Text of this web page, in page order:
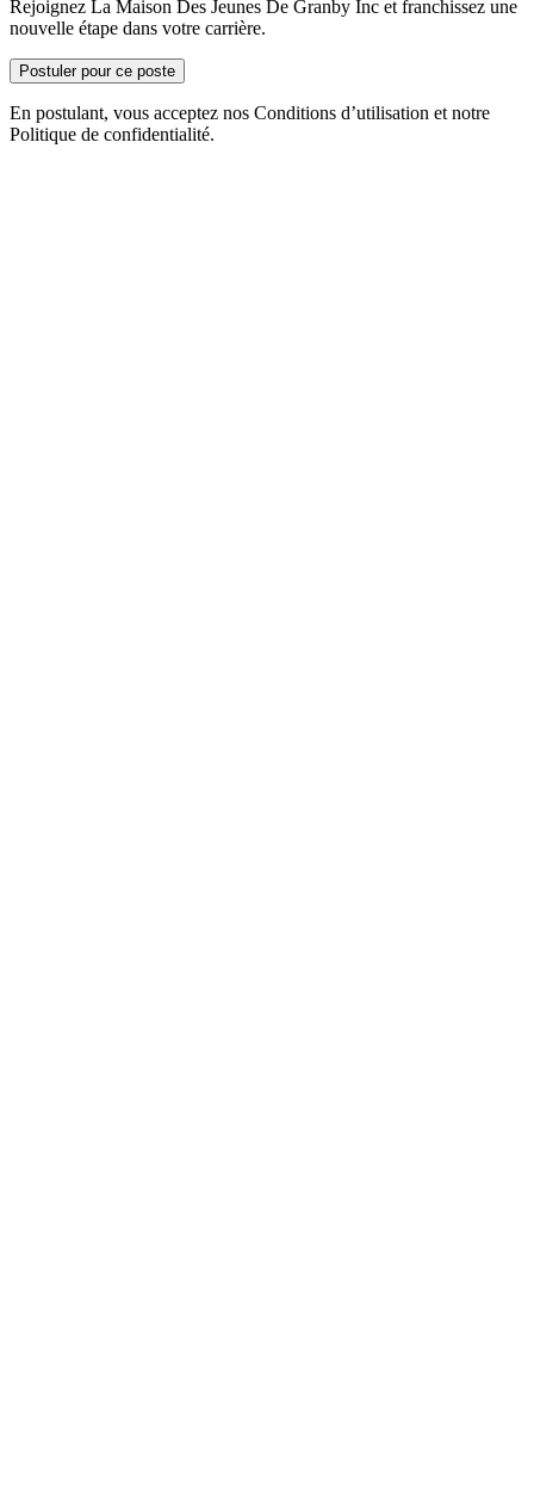
Rejoignez La Maison Des Jeunes De Granby Inc et franchissez une
nouvelle étape dans votre carrière.
Postuler pour ce poste
En postulant, vous acceptez nos Conditions d’utilisation et notre
Politique de confidentialité.